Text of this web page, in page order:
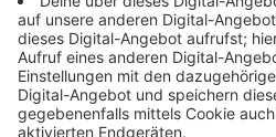
"Die Beschäftigten haben mit
NRW" der Landesregierung im
Ultimatum bis zum 1. Mai
Arbeitgeberverband des
nicht auf die Aufforderungen,